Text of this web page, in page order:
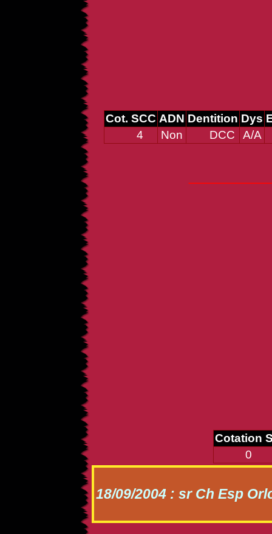
Cot. SCC ADN Dentition Dys
4
Non DCC A/A
Cotation
0
18/09/2004 : sr Ch Esp